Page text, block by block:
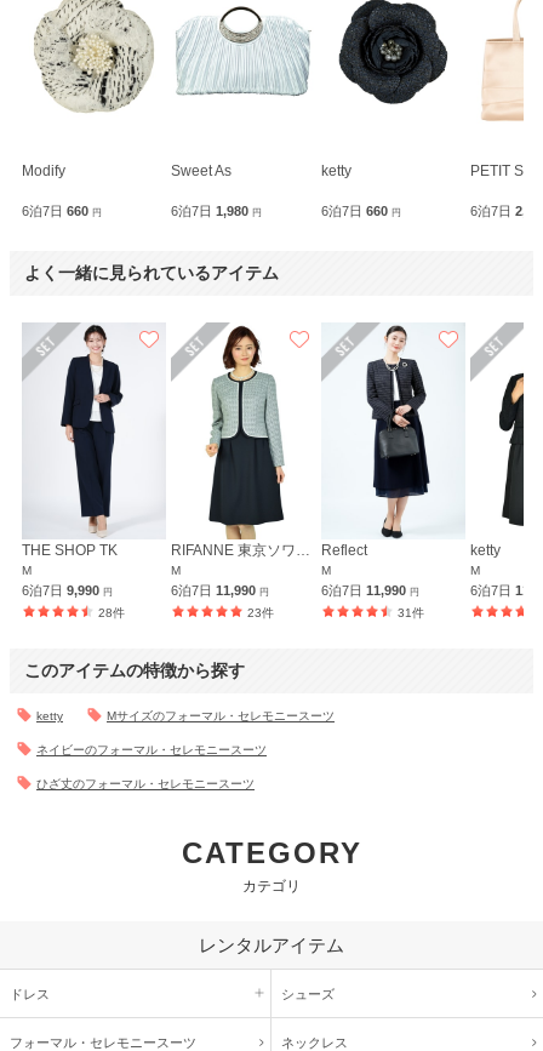
Modify
6泊7日 660 円
Sweet As
6泊7日1,980円
ketty
6泊7日 660 円 6泊7日
よく一緒に見られているアイテム
THE SHOP TK
M
6泊7日 9,990 円
28件
M
6泊7日11,990円
23件
Reflect
M
6泊7日 11,990 円
31件
ketty
M
6泊7日
このアイテムの特徴から探す
ketty Mサイズのフォーマル・セレモニースーツ
ネイビーのフォーマル・セレモニースーツ
ひざ丈のフォーマル・セレモニースーツ
CATEGORY
カテゴリ
レンタルアイテム
ドレス シューズ
フォーマル・ セレモニースーツ ネックレス